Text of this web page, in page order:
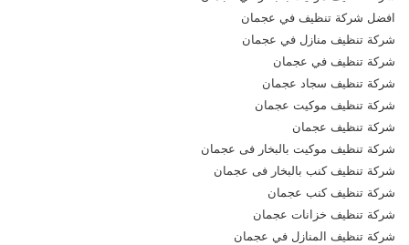
افضل شركة تنظيف في عجمان
شركة تنظيف منازل في عجمان
شركة تنظيف في عجمان
شركة تنظيف سجاد عجمان
شركة تنظيف موكيت عجمان
شركة تنظيف عجمان
شركة تنظيف موكيت بالبخار فى عجمان
شركة تنظيف كنب بالبخار فى عجمان
شركة تنظيف كنب عجمان
شركة تنظيف خزانات عجمان
شركة تنظيف المنازل في عجمان